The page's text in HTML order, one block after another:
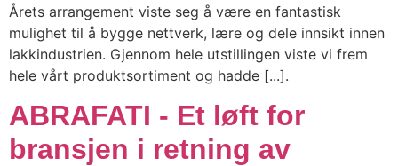
Årets arrangement viste seg å være en fantastisk
mulighet til å bygge nettverk, lære og dele innsikt innen
lakkindustrien. Gjennom hele utstillingen viste vi frem
hele vårt produktsortiment og hadde [...].
ABRAFATI - Et løft for
bransjen i retning av